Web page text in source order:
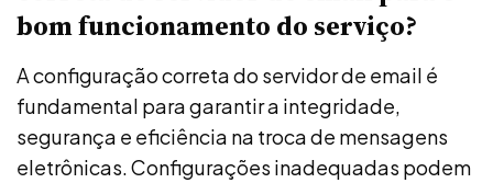
bom funcionamento do serviço?
A configuração correta do servidor de email é
fundamental para garantir a integridade,
segurança e eficiência na troca de mensagens
eletrônicas. Configurações inadequadas podem